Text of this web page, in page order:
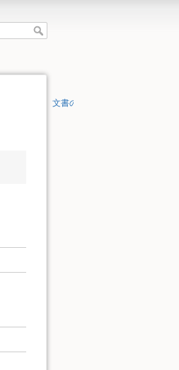
文書の先頭へ